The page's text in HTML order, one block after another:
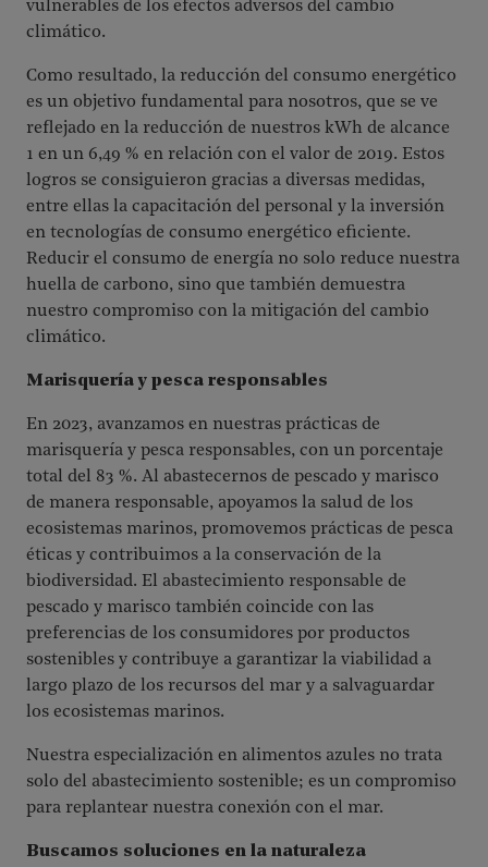
vulnerables de los efectos adversos del cambio
climático.
Como resultado, la reducción del consumo energético
es un objetivo fundamental para nosotros, que se ve
reflejado en la reducción de nuestros kWh de alcance
1 en un 6,49 % en relación con el valor de 2019. Estos
logros se consiguieron gracias a diversas medidas,
entre ellas la capacitación del personal y la inversión
en tecnologías de consumo energético eficiente.
Reducir el consumo de energía no solo reduce nuestra
huella de carbono, sino que también demuestra
nuestro compromiso con la mitigación del cambio
climático.
Marisquería y pesca responsables
En 2023, avanzamos en nuestras prácticas de
marisquería y pesca responsables, con un porcentaje
total del 83 %. Al abastecernos de pescado y marisco
de manera responsable, apoyamos la salud de los
ecosistemas marinos, promovemos prácticas de pesca
éticas y contribuimos a la conservación de la
biodiversidad. El abastecimiento responsable de
pescado y marisco también coincide con las
preferencias de los consumidores por productos
sostenibles y contribuye a garantizar la viabilidad a
largo plazo de los recursos del mar y a salvaguardar
los ecosistemas marinos.
Nuestra especialización en alimentos azules no trata
solo del abastecimiento sostenible; es un compromiso
para replantear nuestra conexión con el mar.
Buscamos soluciones en la naturaleza